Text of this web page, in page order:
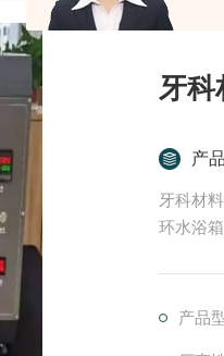
牙科
产
牙科材
环水浴
产品